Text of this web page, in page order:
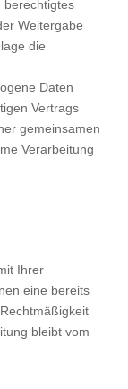
berechtigtes
Weitergabe
die
Daten
Vertrags
gemeinsamen
Verarbeitung
Ihrer
eine bereits
bleibt vom